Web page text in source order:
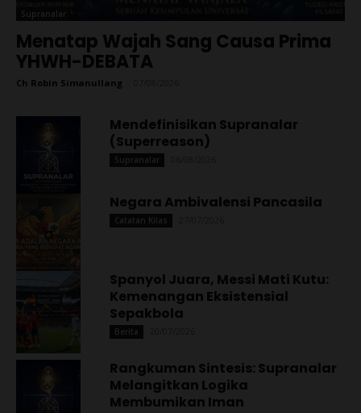
Supranalar
Menatap Wajah Sang Causa Prima
YHWH-DEBATA
Ch Robin Simanullang
Mendefinisikan Supranalar
(Superreason)
Supranalar
Negara Ambivalensi Pancasila
Catatan Kilas
Spanyol Juara, Messi Mati Kutu:
Kemenangan Eksistensial
Sepakbola
Berita
Rangkuman Sintesis: Supranalar
Melangitkan Logika
Membumikan Iman